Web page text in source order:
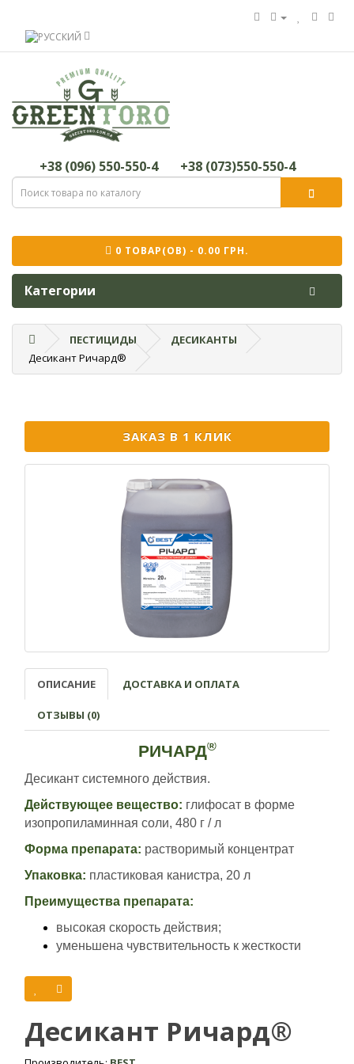
+38 (096) 550-550-4 +38 (073)550-550-4
0 ТОВАР(ОВ) - 0.00 ГРН.
Категории
ПЕСТИЦИДЫ
ДЕСИКАНТЫ
Десикант Ричард®
ЗАКАЗ В 1 КЛИК
ОПИСАНИЕ ДОСТАВКА И ОПЛАТА
ОТЗЫВЫ (0)
РИЧАРД®
Десикант системного действия.
Действующее вещество: глифосат в форме
изопропиламинная соли, 480 г / л
Форма препарата: растворимый концентрат
Упаковка: пластиковая канистра, 20 л
Преимущества препарата:
высокая скорость действия;
уменьшена чувствительность к жесткости
низкий уровень пенообразования;
освобождение от многолетних сорняков;
осыпания;
Десикант Ричард®